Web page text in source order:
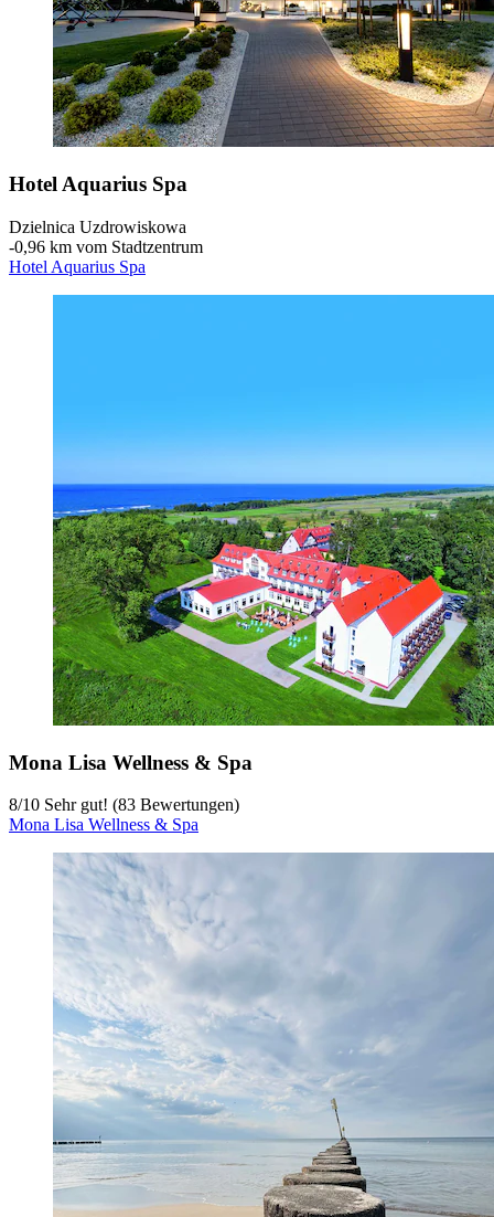
Hotel Aquarius Spa
Dzielnica Uzdrowiskowa
‐0,96 km vom Stadtzentrum
Hotel Aquarius Spa
Mona Lisa Wellness & Spa
8/10 Sehr gut! (83 Bewertungen)
Mona Lisa Wellness & Spa